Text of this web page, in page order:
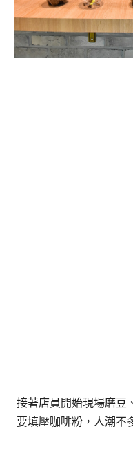
接著店員開始現場磨豆
要填壓咖啡粉，人潮不